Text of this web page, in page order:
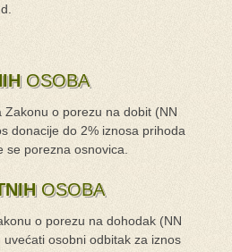
OSOBA
Zakonu o porezu na dobit (NN
donacije do 2% iznosa prihoda
porezna osnovica.
OSOBA
o porezu na dohodak (NN
osobni odbitak za iznos